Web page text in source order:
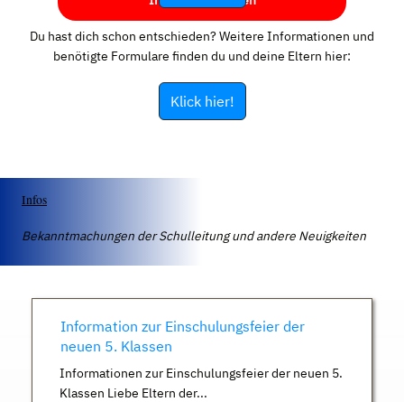
Du hast dich schon entschieden? Weitere Informationen und
benötigte Formulare finden du und deine Eltern hier:
Klick hier!
Infos
Bekanntmachungen der Schulleitung und andere Neuigkeiten
Information zur Einschulungsfeier der
neuen 5. Klassen
Informationen zur Einschulungsfeier der neuen 5.
Klassen Liebe Eltern der...